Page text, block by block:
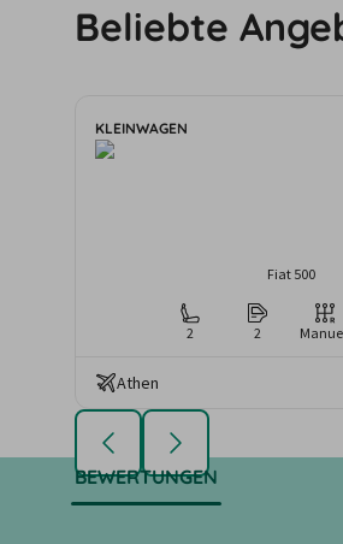
Beliebte
KLEINWAGEN
Fiat 500
2 2
Athen
BEWERTUNGEN